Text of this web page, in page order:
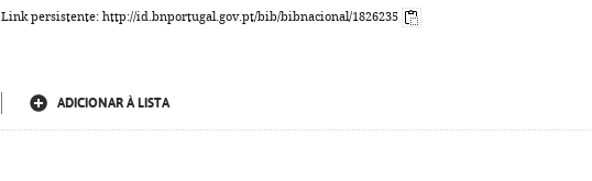
Link persistente: http://id.bnportugal.gov.pt/bib/bibnacional/1826235
ADICIONAR À LISTA